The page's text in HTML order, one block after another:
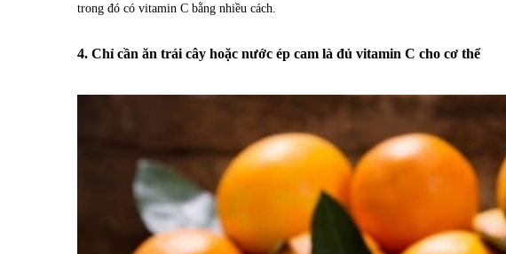
trong đó có vitamin C bằng nhiều cách.
4. Chỉ cần ăn trái cây hoặc nước ép cam là đủ vitamin C cho cơ thể